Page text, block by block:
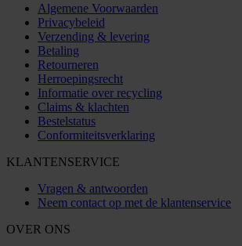
Algemene Voorwaarden
Privacybeleid
Verzending & levering
Betaling
Retourneren
Herroepingsrecht
Informatie over recycling
Claims & klachten
Bestelstatus
Conformiteitsverklaring
KLANTENSERVICE
Vragen & antwoorden
Neem contact op met de klantenservice
OVER ONS